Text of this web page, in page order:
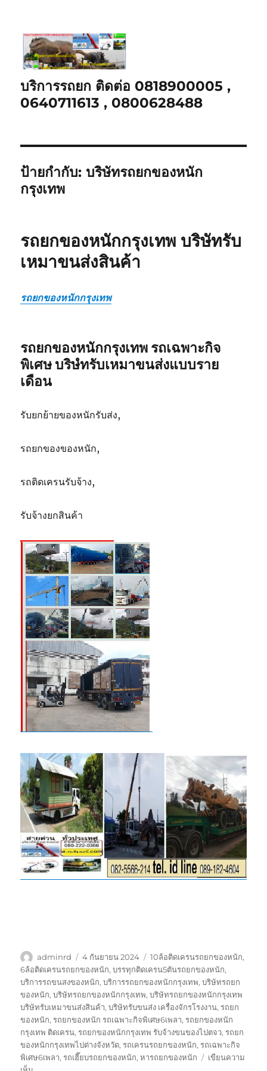
บริการรถยก ติดต่อ 0818900005 ,
0640711613 , 0800628488
ป้ายกำกับ:บริษัทรถยกของหนัก
กรุงเทพ
รถยกของหนักกรุงเทพ บริษัทรับ
เหมาขนส่งสินค้า
รถยกของหนักกรุงเทพ
รถยกของหนักกรุงเทพ รถเฉพาะกิจ
พิเศษ บริษํทรับเหมาขนส่งแบบราย
เดือน
รับยกย้ายของหนักรับส่ง,
รถยกของของหนัก,
รถติดเครนรับจ้าง,
รับจ้างยกสินค้า
ผู้
เขียน
adminrd
เขียน
เมื่อ
4 กันยายน 2024
ป้าย
กำกับ
10ล้อติดเครนรถยกของหนัก,
6ล้อติดเครนรถยกของหนัก,บรรทุกติดเครน5ตันรถยกของหนัก,
บริการรถขนสงของหนัก,บริการรถยกของหนักกรุงเทพ,บริษัทรถยก
ของหนัก,บริษัทรถยกของหนักกรุงเทพ,บริษัทรถยกของหนักกรุงเทพ
บริษัทรับเหมาขนส่งสินค้า,บริษัทรับขนส่ง เครื่องจักรโรงงาน,รถยก
ของหนัก,รถยกของหนัก รถเฉพาะกิจพิเศษ6เพลา,รถยกของหนัก
กรุงเทพ ติดเครน,รถยกของหนักกรุงเทพ รับจ้างขนของไปตจว,รถยก
ของหนักกรุงเทพไปต่างจังหวัด,รถเครนรถยกของหนัก,รถเฉพาะกิจ
พิเศษ6เพลา,รถเฮี๊ยบรถยกของหนัก,หารถยกของหนัก
เขียนความ